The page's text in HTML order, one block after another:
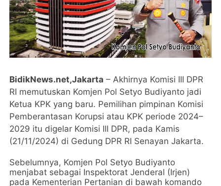
BidikNews.net,Jakarta – Akhirnya Komisi III DPR
RI memutuskan Komjen Pol Setyo Budiyanto jadi
Ketua KPK yang baru. Pemilihan pimpinan Komisi
Pemberantasan Korupsi atau KPK periode 2024–
2029 itu digelar Komisi III DPR, pada Kamis
(21/11/2024) di Gedung DPR RI Senayan Jakarta.
Sebelumnya, Komjen Pol Setyo Budiyanto
menjabat sebagai Inspektorat Jenderal (Irjen)
pada Kementerian Pertanian di bawah komando